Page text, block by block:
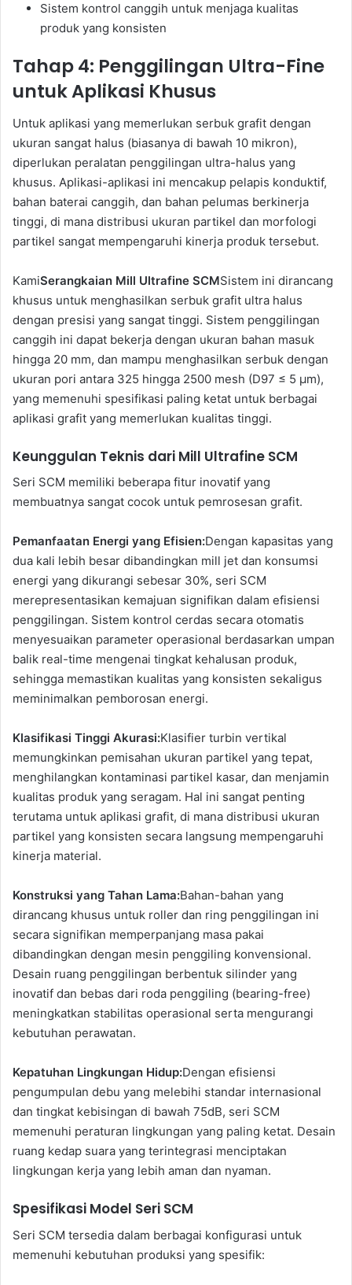
Sistem kontrol canggih untuk menjaga kualitas
produk yang konsisten
Tahap 4: Penggilingan Ultra-Fine
untuk Aplikasi Khusus
Untuk aplikasi yang memerlukan serbuk grafit dengan
ukuran sangat halus (biasanya di bawah 10 mikron),
diperlukan peralatan penggilingan ultra-halus yang
khusus. Aplikasi-aplikasi ini mencakup pelapis konduktif,
bahan baterai canggih, dan bahan pelumas berkinerja
tinggi, di mana distribusi ukuran partikel dan morfologi
partikel sangat mempengaruhi kinerja produk tersebut.
KamiSerangkaian Mill Ultrafine SCMSistem ini dirancang
khusus untuk menghasilkan serbuk grafit ultra halus
dengan presisi yang sangat tinggi. Sistem penggilingan
canggih ini dapat bekerja dengan ukuran bahan masuk
hingga 20 mm, dan mampu menghasilkan serbuk dengan
ukuran pori antara 325 hingga 2500 mesh (D97 ≤ 5 μm),
yang memenuhi spesifikasi paling ketat untuk berbagai
aplikasi grafit yang memerlukan kualitas tinggi.
Keunggulan Teknis dari Mill Ultrafine SCM
Seri SCM memiliki beberapa fitur inovatif yang
membuatnya sangat cocok untuk pemrosesan grafit.
Pemanfaatan Energi yang Efisien:Dengan kapasitas yang
dua kali lebih besar dibandingkan mill jet dan konsumsi
energi yang dikurangi sebesar 30%, seri SCM
merepresentasikan kemajuan signifikan dalam efisiensi
penggilingan. Sistem kontrol cerdas secara otomatis
menyesuaikan parameter operasional berdasarkan umpan
balik real-time mengenai tingkat kehalusan produk,
sehingga memastikan kualitas yang konsisten sekaligus
meminimalkan pemborosan energi.
Klasifikasi Tinggi Akurasi:Klasifier turbin vertikal
memungkinkan pemisahan ukuran partikel yang tepat,
menghilangkan kontaminasi partikel kasar, dan menjamin
kualitas produk yang seragam. Hal ini sangat penting
terutama untuk aplikasi grafit, di mana distribusi ukuran
partikel yang konsisten secara langsung mempengaruhi
kinerja material.
Konstruksi yang Tahan Lama:Bahan-bahan yang
dirancang khusus untuk roller dan ring penggilingan ini
secara signifikan memperpanjang masa pakai
dibandingkan dengan mesin penggiling konvensional.
Desain ruang penggilingan berbentuk silinder yang
inovatif dan bebas dari roda penggiling (bearing-free)
meningkatkan stabilitas operasional serta mengurangi
kebutuhan perawatan.
Kepatuhan Lingkungan Hidup:Dengan efisiensi
pengumpulan debu yang melebihi standar internasional
dan tingkat kebisingan di bawah 75dB, seri SCM
memenuhi peraturan lingkungan yang paling ketat. Desain
ruang kedap suara yang terintegrasi menciptakan
lingkungan kerja yang lebih aman dan nyaman.
Spesifikasi Model Seri SCM
Seri SCM tersedia dalam berbagai konfigurasi untuk
memenuhi kebutuhan produksi yang spesifik: